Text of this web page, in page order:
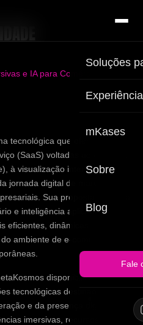
Soluções
mKases
Sobre
Blog
Fale
e IA para Comércio Digital
tecnológica que oferece
(SaaS) voltadas ao comércio
à visualização interativa de
jornada digital de marcas,
Sua proposta combina
e inteligência aplicada para
eficientes, dinâmicas e
ambiente de e-commerce e
disponibiliza um
tecnológicas destinado a
e da presença digital de
imersivas, recursos